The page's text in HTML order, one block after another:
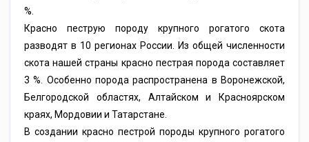
%.
Красно пеструю породу крупного рогатого скота
разводят в 10 регионах России. Из общей численности
скота нашей страны красно пестрая порода составляет
3 %. Особенно порода распространена в Воронежской,
Белгородской областях, Алтайском и Красноярском
краях, Мордовии и Татарстане.
В создании красно пестрой породы крупного рогатого